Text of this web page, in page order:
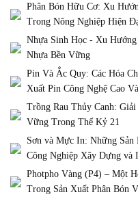
Phân Bón Hữu Cơ: Xu
Trong Nông Nghiệp Hiện
Nhựa Sinh Học - Xu
Nhựa Bền Vững
Pin Và Ắc Quy: Các Hóa
Xuất Pin Công Nghệ Cao
Trồng Rau Thủy Canh:
Vững Trong Thế Kỷ 21
Sơn và Mực In: Những Sản
Công Nghiệp Xây Dựng và
Photpho Vàng (P4) – Một
Trong Sản Xuất Phân Bón